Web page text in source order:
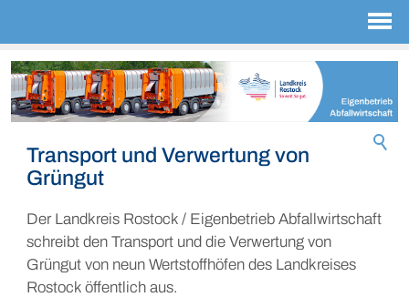
Transport und Verwertung von
Grüngut
Der Landkreis Rostock / Eigenbetrieb Abfallwirtschaft
schreibt den Transport und die Verwertung von
Grüngut von neun Wertstoffhöfen des Landkreises
Rostock öffentlich aus.